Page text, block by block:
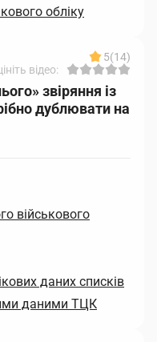
обліку
5(14)
відео:
звіряння із
дублювати на
військового
даних списків
даними ТЦК